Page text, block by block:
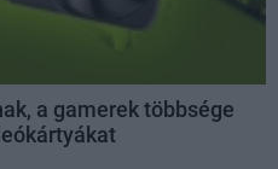
a gamerek többsége